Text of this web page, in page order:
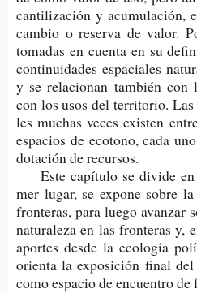
can­ti­li­za­ción y acu­mu­la­ción,
cam­bio o reser­va de valor.
toma­das en cuen­ta en su
con­ti­nui­da­des espa­cia­les
y se rela­cio­nan tam­bién con
con los usos del terri­to­rio.
les muchas veces exis­ten
espa­cios de eco­tono, cada
dota­ción de recursos.
Este capí­tu­lo se divi­de
mer lugar, se expo­ne sobre
fron­te­ras, para luego avan­zar
natu­ra­le­za en las fron­te­ras y,
apor­tes desde la eco­lo­gía
orien­ta la expo­si­ción final
como espa­cio de encuen­tro de